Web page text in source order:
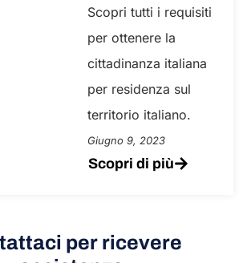
Scopri tutti i requisiti
per ottenere la
cittadinanza italiana
per residenza sul
territorio italiano.
Giugno 9, 2023
Scopri di più
per ricevere